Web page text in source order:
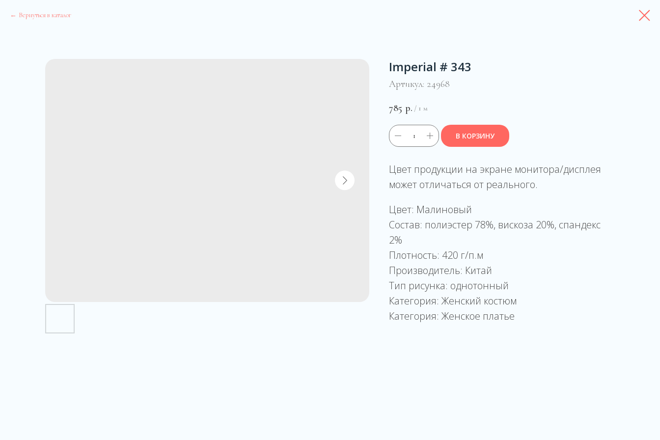
Вернуться в каталог
Imperial # 343
Артикул: 24968
785 р. / 1 м
В КОРЗИНУ
Цвет продукции на экране монитора/дисплея
может отличаться от реального.
Цвет: Малиновый
Состав: полиэстер 78%, вискоза 20%, спандекс
2%
Плотность: 420 г/п.м
Производитель: Китай
Тип рисунка: однотонный
Категория: Женский костюм
Категория: Женское платье